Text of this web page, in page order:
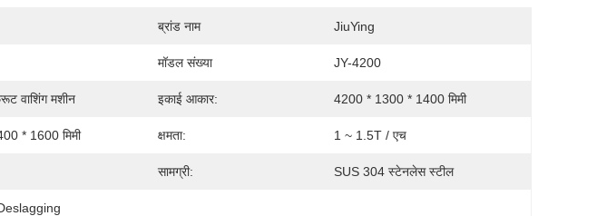
ब्रांड नाम JiuYing
मॉडल संख्या JY-4200
वाशिंग मशीन इकाई आकार: 4200 * 1300 * 1400 मिमी
* 1600 मिमी क्षमता: 1 ~ 1.5T / एच
सामग्री: SUS 304 स्टेनलेस स्टील